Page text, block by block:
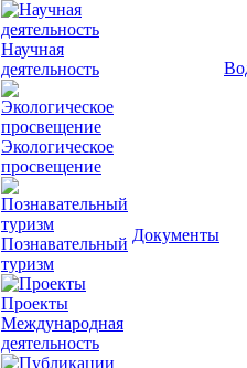
Научная
деятельность
Экологическое
просвещение
Познавательный
туризм
Проекты
Международная
деятельность
Документы